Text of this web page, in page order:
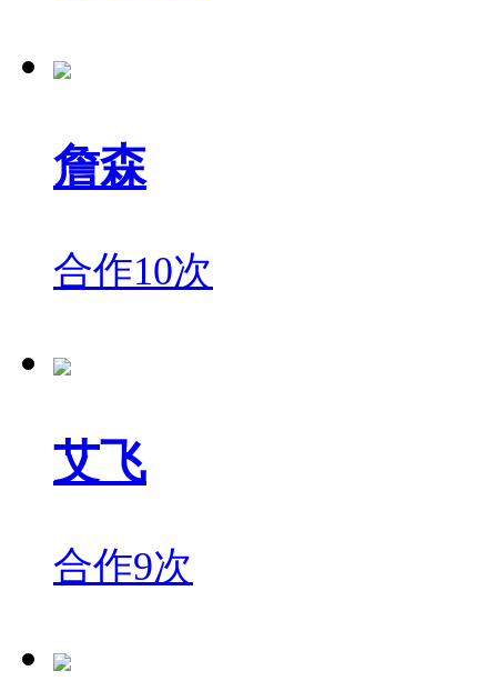
詹森
合作10次
艾飞
合作9次